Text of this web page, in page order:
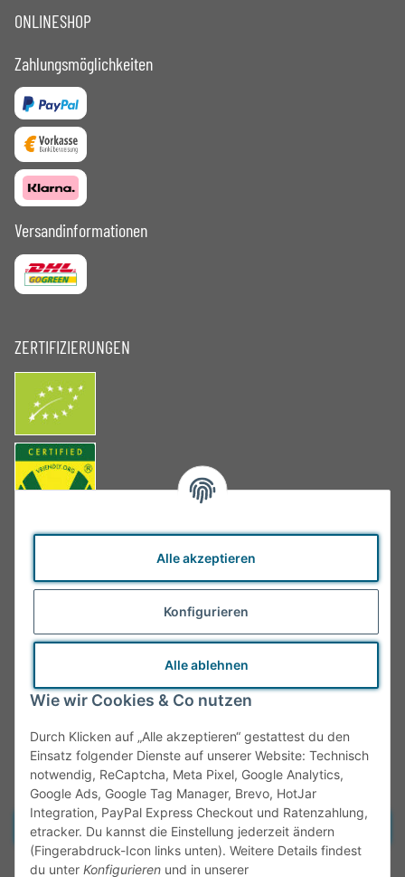
Alle akzeptieren
Konfigurieren
Alle ablehnen
Wie wir Cookies & Co nutzen
Durch Klicken auf „Alle akzeptieren“ gestattest du den
Einsatz folgender Dienste auf unserer Website: Technisch
notwendig, ReCaptcha, Meta Pixel, Google Analytics,
Google Ads, Google Tag Manager, Brevo, HotJar
Integration, PayPal Express Checkout und Ratenzahlung,
etracker. Du kannst die Einstellung jederzeit ändern
(Fingerabdruck-Icon links unten). Weitere Details findest
du unter Konfigurieren und in unserer
ONLINESHOP
Zahlungsmöglichkeiten
Versandinformationen
ZERTIFIZIERUNGEN
Vertrag widerrufen
* Alle Preise inkl. gesetzlicher MwSt., zzgl.Versand